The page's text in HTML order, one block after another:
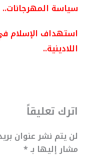
سياسة المهرجانات..
استهداف الإسلام
اللادينية..
اترك تعليقاً
لن يتم نشر عنوان
مشار إليها بـ*